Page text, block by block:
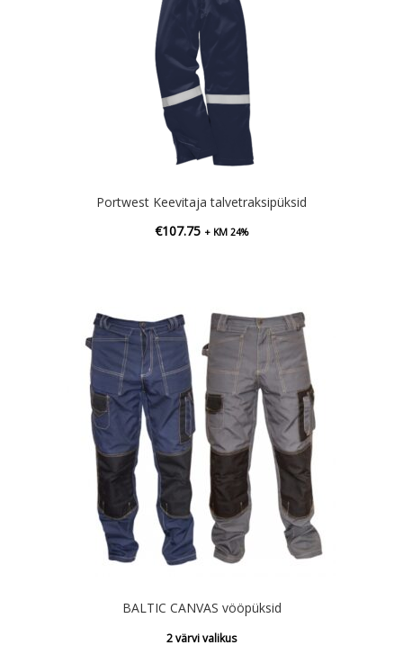
Portwest Keevitaja talvetraksipüksid
€107.75 + KM 24%
BALTIC CANVAS vööpüksid
2 värvi valikus